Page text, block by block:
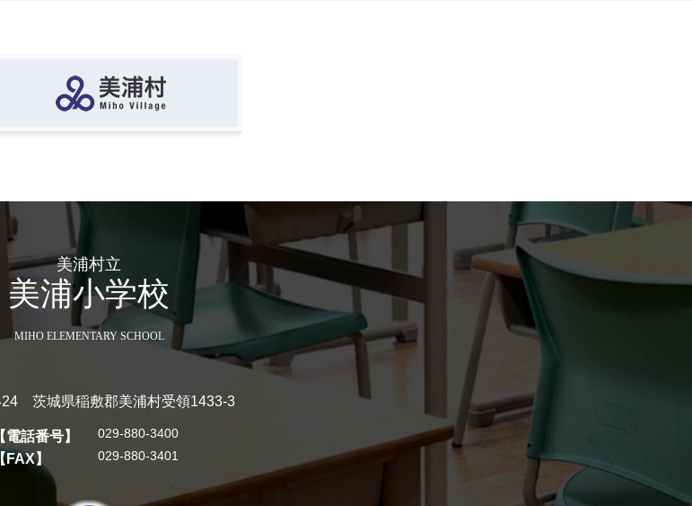
美浦村立
美浦小学校
MIHO ELEMENTARY SCHOOL
茨城県稲敷郡美浦村受領1433-3
【電話番号】 029-880-3400
FAX】 029-880-3401